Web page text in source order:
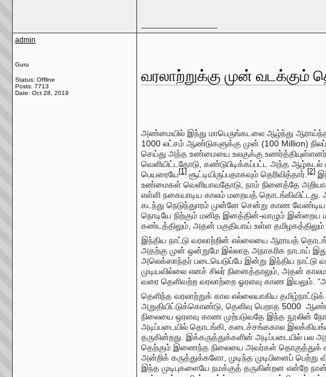
admin
Guru
Status: Offline
Posts: 7713
Date: Oct 28, 2019
வரலாற்றுக்கு முன் வடக்கும்
அண்மையில் இந்து மாபெருங்கடலை ஆழ்ந்து
1000 லட்சம் ஆண்டுகளுக்கு முன் (100 Million)
செய்து அந்த உண்மையை உலகுக்கு
வெளியிட்டதோடு, கண்டுபிடிக்கப்பட்ட அந்த ஆழ்கடல்
பெயரையே[1] சூட்டியிருப்பதாகவும் தெரிவித்தார். [2]
உண்மைகள் வெளியாவதோடு, நாம் நினைத்தே அறியாத
எள்ளி நகையாடிய காலம் மறையத்
கடந்து நெடுந்துாரம் முன்னே சென்று காண
நொடியே நிற்கும் மனித இனத்தின்-வாழும் இன்றைய
கண்டத்திலும், அதன் பகுதியாய் உள்ள
இந்திய நாட்டு வரலாற்றின் எல்லையை ஆராயத்
அதற்கு முன் ஒன்றுமே இல்லாத அநாகரிக நாடாய்
அலெக்ஸாந்தர் படையெடுப்பே இன்று இந்திய நாட்டு
முடியவில்லை எனச் சிலர் நினைத்தாலும், அதன்
வரை தெளிவற்ற வரலாற்றை ஓரளவு காண இயலும்.
தெளிந்த வரலாற்றுக் கால எல்லையாகிய
அறுதியிட்டுக்கொண்டு, தெளிவு பெறாத 5000
நிலையை ஒரளவு காண முற்படுவதே இந்த நூலின்
அடிப்படையில் தொடங்கி, கடைச்சங்ககால
தருகின்றது. இக்கருத்துக்களின் அடிப்படையில் பல
தெற்கும் இணைந்த நிலையை அவர்கள் தொகுத்துக்
அன்றிக் கருத்துக்களோ, முடிந்த முடிபினைப்
இந்த முடிபுகளையே நமக்குத் தருகின்றன என்றே